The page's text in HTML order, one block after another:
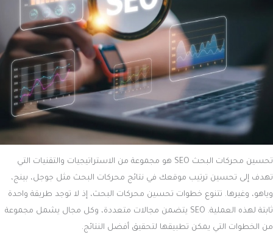
تحسين محركات البحث SEO هو مجموعة من الاستراتيجيات والتقنيات التي
تهدف إلى تحسين ترتيب موقعك في نتائج محركات البحث مثل جوجل، بينج،
وياهو، وغيرها. تتنوع خطوات تحسين محركات البحث، إذ لا توجد طريقة واحدة
ثابتة لهذه العملية. SEO يتضمن مجالات متعددة، وكل مجال يشمل مجموعة
من الخطوات التي يمكن تطبيقها لتحقيق أفضل النتائج.